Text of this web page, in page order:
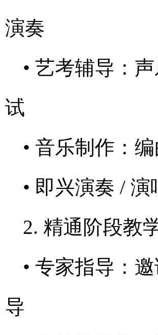
演奏
• 艺考辅导：
试
• 音乐制作：
• 即兴演奏 /
2. 精通阶段教
• 专家指导：
导